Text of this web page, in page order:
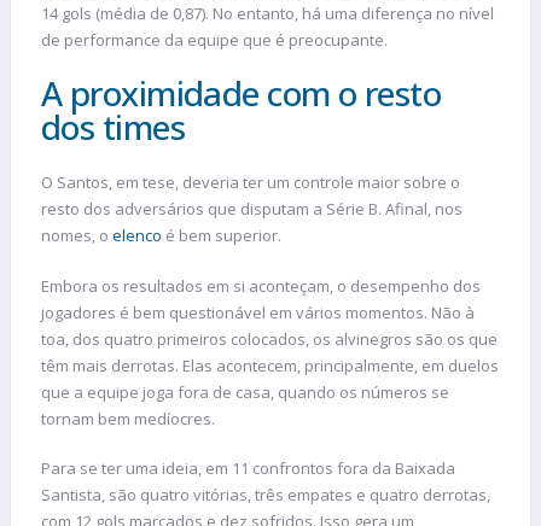
14 gols (média de 0,87). No entanto, há uma diferença no nível
de performance da equipe que é preocupante.
A proximidade com o resto
dos times
O Santos, em tese, deveria ter um controle maior sobre o
resto dos adversários que disputam a Série B. Afinal, nos
nomes, o elenco é bem superior.
Embora os resultados em si aconteçam, o desempenho dos
jogadores é bem questionável em vários momentos. Não à
toa, dos quatro primeiros colocados, os alvinegros são os que
têm mais derrotas. Elas acontecem, principalmente, em duelos
que a equipe joga fora de casa, quando os números se
tornam bem medíocres.
Para se ter uma ideia, em 11 confrontos fora da Baixada
Santista, são quatro vitórias, três empates e quatro derrotas,
com 12 gols marcados e dez sofridos. Isso gera um